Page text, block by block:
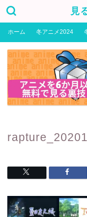
見
ホーム 冬アニメ2024